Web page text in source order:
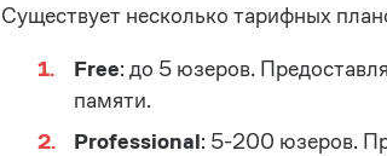
Существует несколько тарифных
Free: до 5 юзеров.
памяти.
Professional: 5-200 юзеров.